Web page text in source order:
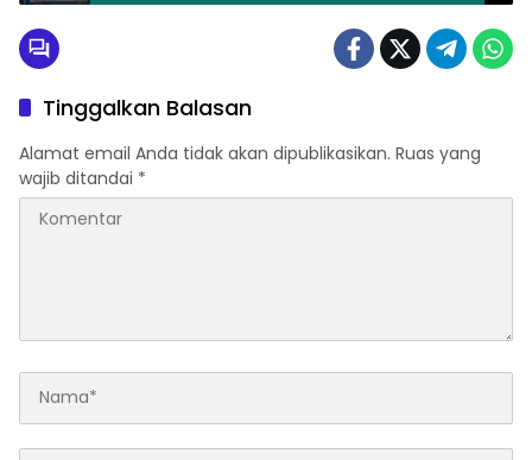
Tinggalkan Balasan
Alamat email Anda tidak akan dipublikasikan. Ruas yang
wajib ditandai *